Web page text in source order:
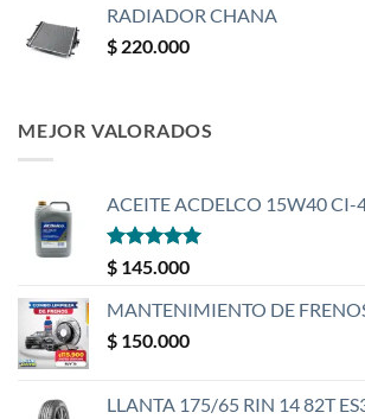
RADIADOR CHANA
$ 220.000
MEJOR VALORADOS
ACEITE ACDELCO 15W40 CI-
Valorado
con
$ 145.000
MANTENIMIENTO DE
$ 150.000
LLANTA 175/65 RIN 14 82T